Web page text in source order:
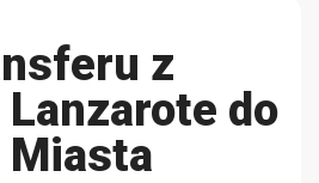
z
do
Miasta